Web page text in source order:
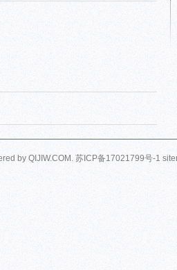
by QIJIW.COM . 苏ICP备17021799号-1